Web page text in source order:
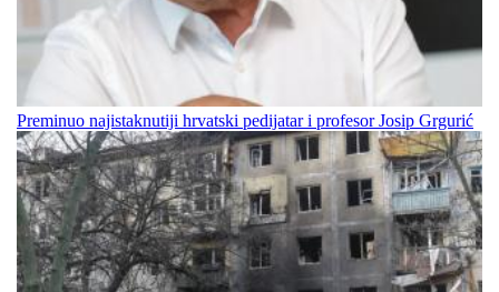
Preminuo najistaknutiji hrvatski pedijatar i profesor Josip Grgurić